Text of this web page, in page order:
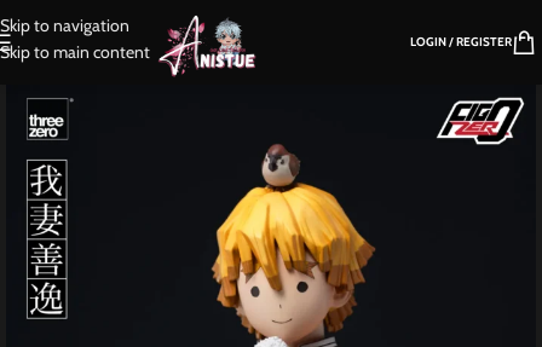
Skip to navigation
Skip to main content
LOGIN / REGISTER